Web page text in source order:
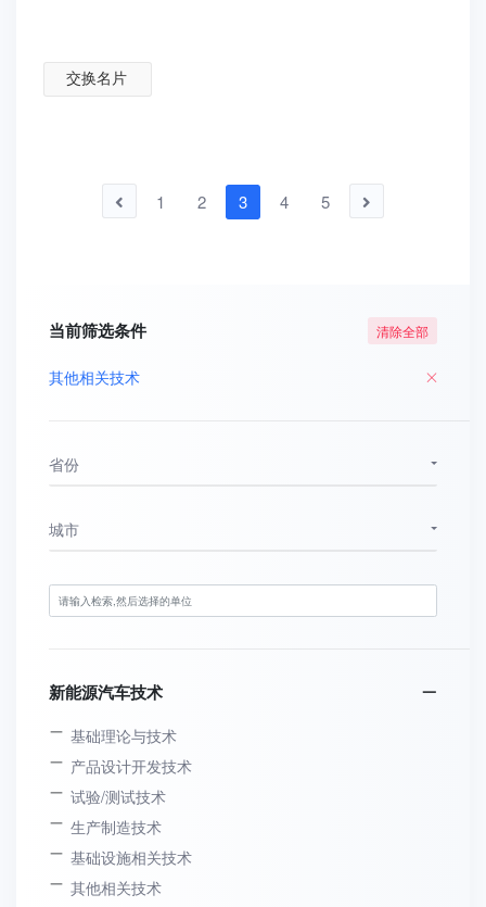
交换名片
1 2 3 4 5
当前筛选条件 清除全部
其他相关技术
省份
城市
新能源汽车技术
基础理论与技术
产品设计开发技术
试验/测试技术
生产制造技术
基础设施相关技术
其他相关技术